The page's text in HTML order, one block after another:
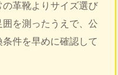
革靴よりサイズ選び
を測ったうえで、公
件を早めに確認して